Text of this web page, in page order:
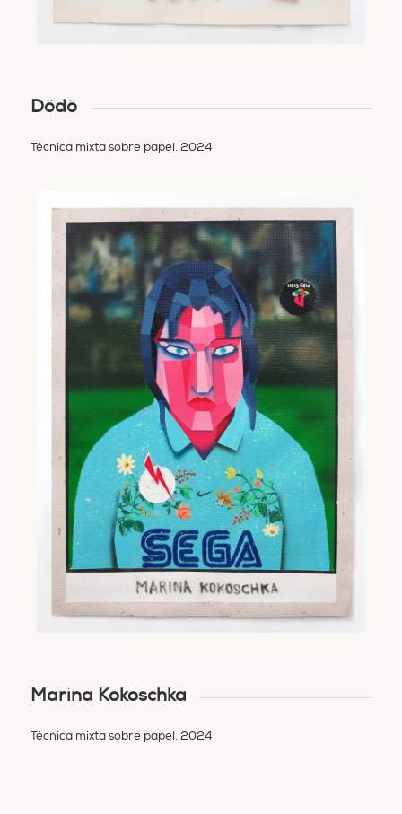
Dödö
Técnica mixta sobre papel. 2024
Marina Kokoschka
Técnica mixta sobre papel. 2024